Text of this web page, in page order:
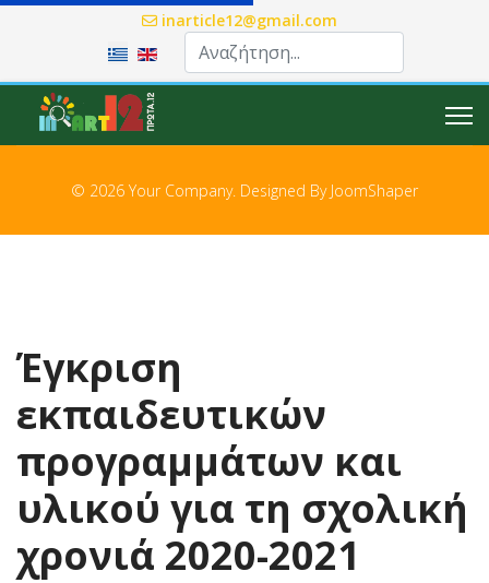
inarticle12@gmail.com
Επιλέξτε τη γλώσσα σας
© 2026 Your Company. Designed By JoomShaper
Έγκριση
εκπαιδευτικών
προγραμμάτων και
υλικού για τη σχολική
χρονιά 2020-2021